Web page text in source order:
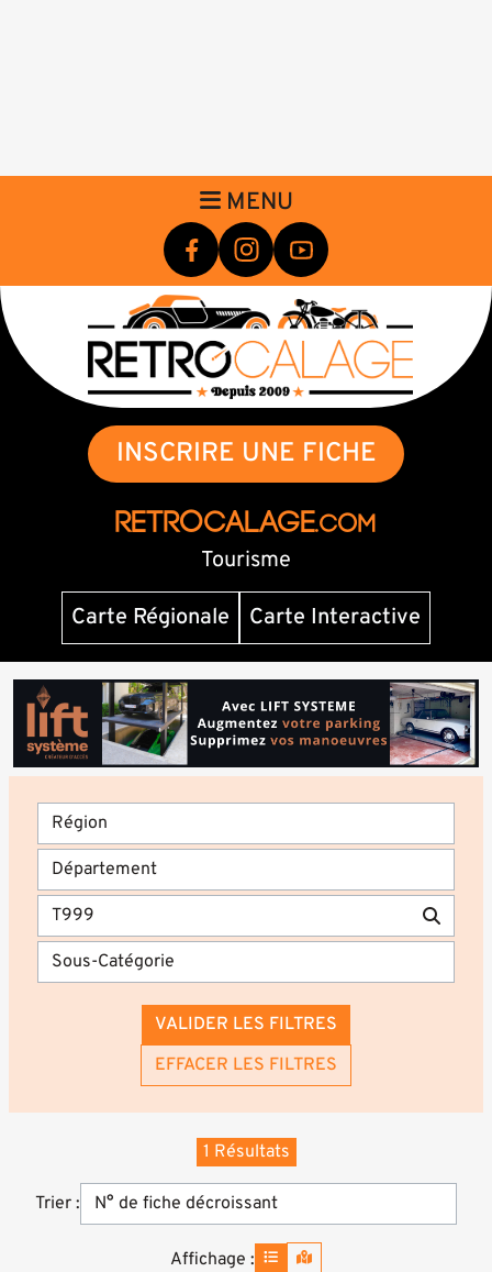
MENU
INSCRIRE UNE FICHE
RETROCALAGE.com
Tourisme
Carte Régionale
Carte Interactive
VALIDER LES FILTRES
EFFACER LES FILTRES
Trier :
1 Résultats
Affichage :